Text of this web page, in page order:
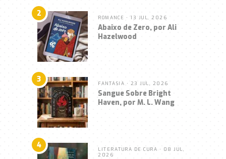
2 ROMANCE • 13 JUL, 2026
Abaixo de Zero, por Ali
Hazelwood
3 FANTASIA • 23 JUL, 2026
Sangue Sobre Bright
Haven, por M. L. Wang
4 LITERATURA DE CURA • 08 JUL,
2026